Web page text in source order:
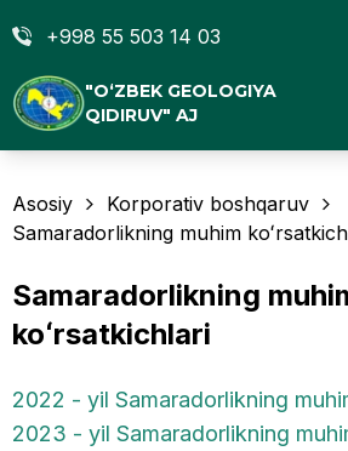
+998 55 503 14 03
"O‘ZBEK GEOLOGIYA
QIDIRUV" AJ
Asosiy
Korporativ boshqaruv
Samaradorlikning muhim
Samaradorlikning
koʻrsatkichlari
2022 - yil Samaradorlikning
2023 - yil Samaradorlikning